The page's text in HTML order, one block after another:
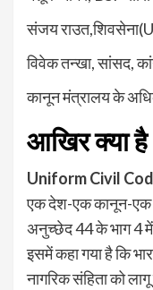
संजय
विवेक तन्खा, सांसद,
कानून मंत्रालय के
आखिर क्या है
Uniform Civil
एक देश-एक कानून-एक
अनुच्छेद 44 के भाग 4 में
इसमें कहा गया है कि
नागरिक संहिता को